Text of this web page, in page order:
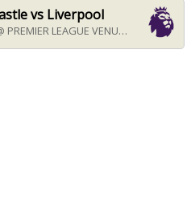
vs Liverpool
PREMIER LEAGUE @ PREMIER LEAGUE VENUE FROM 22:30 ON SUNDAY 23RD AUGUST 2026 IN CHIANG MAI